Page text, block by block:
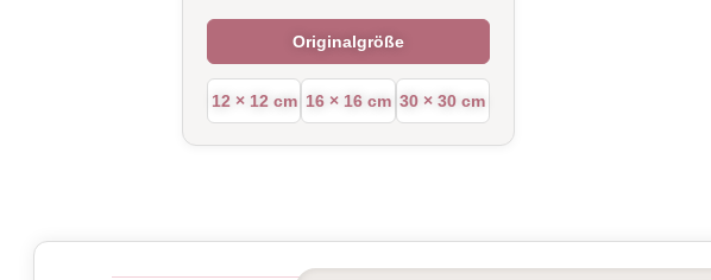
Originalgröße
12 × 12 cm 16 × 16 cm 30 × 30 cm